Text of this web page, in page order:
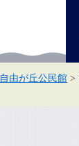
自由が丘公民館 >